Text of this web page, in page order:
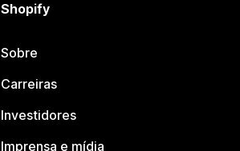
Shopify
Sobre
Carreiras
Investidores
Imprensa e mídia